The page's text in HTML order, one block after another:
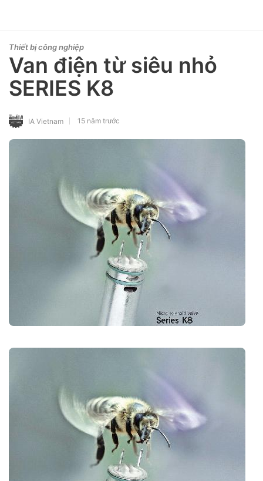
Thiết bị công nghiệp
Van điện từ siêu nhỏ
SERIES K8
IA Vietnam 15 năm trước